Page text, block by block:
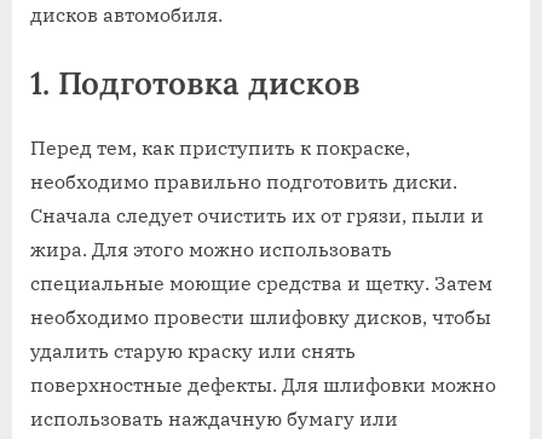
дисков автомобиля.
1. Подготовка дисков
Перед тем, как приступить к покраске,
необходимо правильно подготовить диски.
Сначала следует очистить их от грязи, пыли и
жира. Для этого можно использовать
специальные моющие средства и щетку. Затем
необходимо провести шлифовку дисков, чтобы
удалить старую краску или снять
поверхностные дефекты. Для шлифовки можно
использовать наждачную бумагу или